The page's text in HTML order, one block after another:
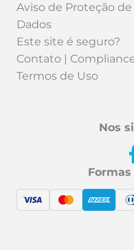
Aviso de Proteção de
Dados
Este site é seguro?
Contato |
Termos de Uso
Nos